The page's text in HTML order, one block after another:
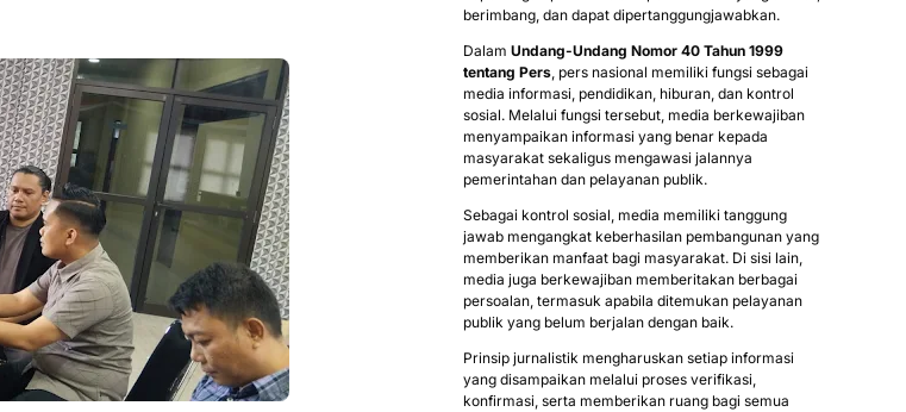
berimbang, dan dapat dipertanggungjawabkan.
Dalam Undang-Undang Nomor 40 Tahun 1999
tentang Pers, pers nasional memiliki fungsi sebagai
media informasi, pendidikan, hiburan, dan kontrol
sosial. Melalui fungsi tersebut, media berkewajiban
menyampaikan informasi yang benar kepada
masyarakat sekaligus mengawasi jalannya
pemerintahan dan pelayanan publik.
Sebagai kontrol sosial, media memiliki tanggung
jawab mengangkat keberhasilan pembangunan yang
memberikan manfaat bagi masyarakat. Di sisi lain,
media juga berkewajiban memberitakan berbagai
persoalan, termasuk apabila ditemukan pelayanan
publik yang belum berjalan dengan baik.
Prinsip jurnalistik mengharuskan setiap informasi
yang disampaikan melalui proses verifikasi,
konfirmasi, serta memberikan ruang bagi semua